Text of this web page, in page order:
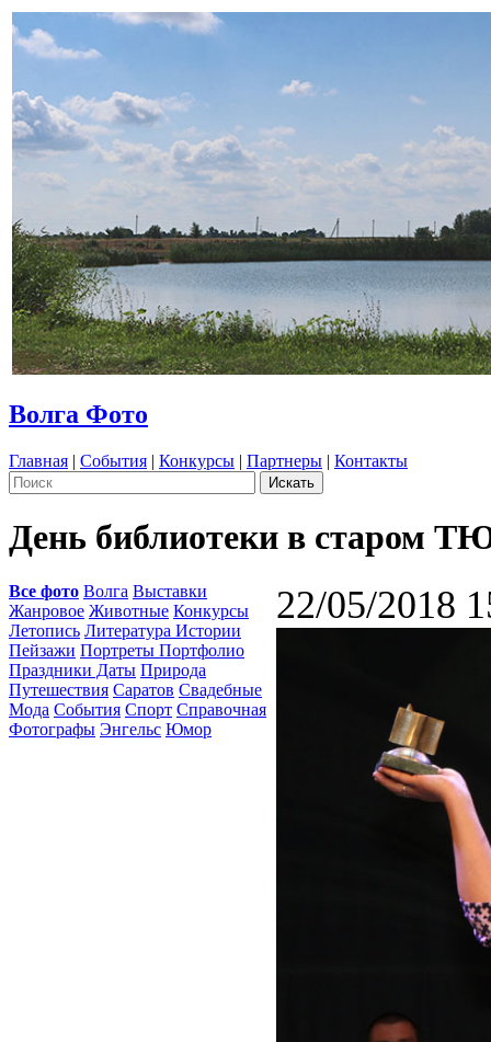
Волга Фото
Главная | События | Конкурсы | Партнеры | Контакты
День библиотеки в старом
Все фото Волга Выставки
Жанровое Животные Конкурсы
Летопись Литература Истории
Пейзажи Портреты Портфолио
Праздники Даты Природа
Путешествия Саратов Свадебные
Мода События Спорт Справочная
Фотографы Энгельс Юмор
22/05/2018